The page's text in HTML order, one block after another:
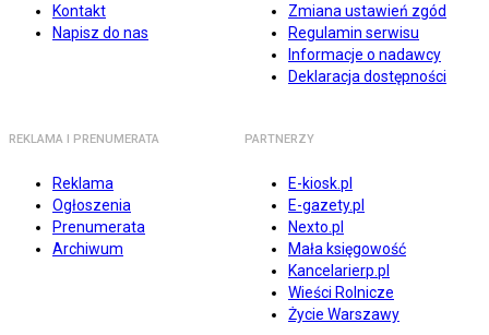
Kontakt
Napisz do nas
Zmiana ustawień zgód
Regulamin serwisu
Informacje o nadawcy
Deklaracja dostępności
REKLAMA I PRENUMERATA
Reklama
Ogłoszenia
Prenumerata
Archiwum
PARTNERZY
E-kiosk.pl
E-gazety.pl
Nexto.pl
Mała księgowość
Kancelarierp.pl
Wieści Rolnicze
Życie Warszawy